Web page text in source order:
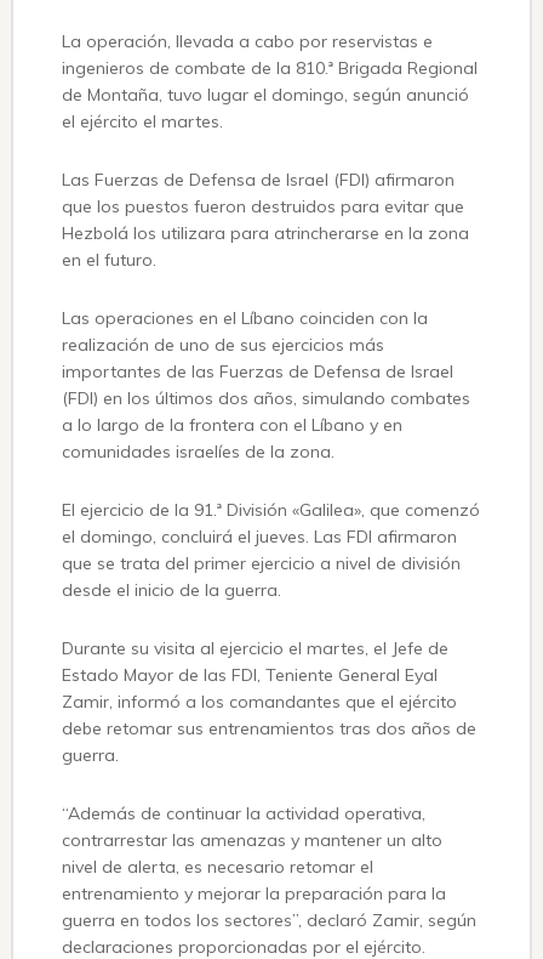
La operación, llevada a cabo por reservistas e
ingenieros de combate de la 810.ª Brigada Regional
de Montaña, tuvo lugar el domingo, según anunció
el ejército el martes.
Las Fuerzas de Defensa de Israel (FDI) afirmaron
que los puestos fueron destruidos para evitar que
Hezbolá los utilizara para atrincherarse en la zona
en el futuro.
Las operaciones en el Líbano coinciden con la
realización de uno de sus ejercicios más
importantes de las Fuerzas de Defensa de Israel
(FDI) en los últimos dos años, simulando combates
a lo largo de la frontera con el Líbano y en
comunidades israelíes de la zona.
El ejercicio de la 91.ª División «Galilea», que comenzó
el domingo, concluirá el jueves. Las FDI afirmaron
que se trata del primer ejercicio a nivel de división
desde el inicio de la guerra.
Durante su visita al ejercicio el martes, el Jefe de
Estado Mayor de las FDI, Teniente General Eyal
Zamir, informó a los comandantes que el ejército
debe retomar sus entrenamientos tras dos años de
guerra.
“Además de continuar la actividad operativa,
contrarrestar las amenazas y mantener un alto
nivel de alerta, es necesario retomar el
entrenamiento y mejorar la preparación para la
guerra en todos los sectores”, declaró Zamir, según
declaraciones proporcionadas por el ejército.